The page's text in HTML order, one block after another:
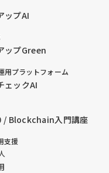
ップAI
ップGreen
用プラットフォーム
ェックAI
/ Blockchain入門講座
支援